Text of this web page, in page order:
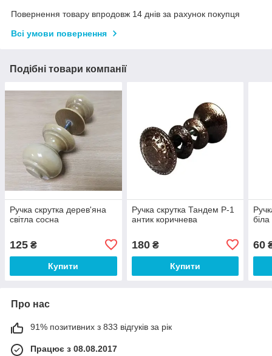
Повернення товару впродовж 14 днів за рахунок покупця
Всі умови повернення
Подібні товари компанії
Ручка скрутка дерев'яна
світла сосна
125 ₴
Купити
Ручка скрутка Тандем Р-1
антик коричнева
180₴
Купити
біла
60
Про нас
91% позитивних з 833 відгуків за рік
Працює з 08.08.2017